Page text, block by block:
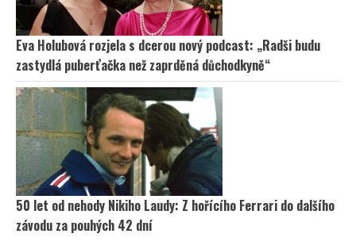
Eva Holubová rozjela s dcerou nový podcast: „Radši budu
zastydlá puberťačka než zaprděná důchodkyně“
50 let od nehody Nikiho Laudy: Z hořícího Ferrari do dalšího
závodu za pouhých 42 dní